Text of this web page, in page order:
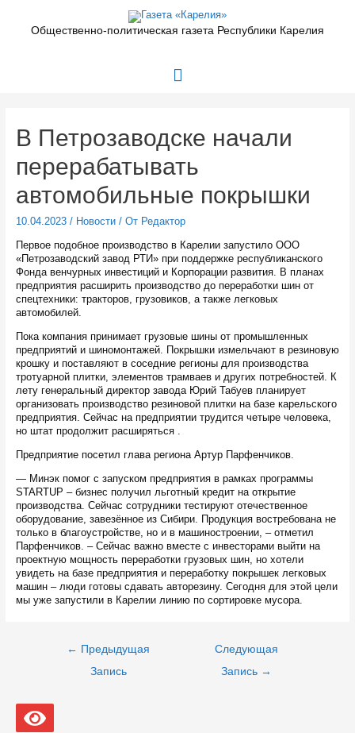
содержимомуОбщественно-политическая газета Республики Карелия
Главное
В Петрозаводске начали
перерабатывать
автомобильные покрышки
10.04.2023/ Новости/ От Редактор
Первое подобное производство в Карелии запустило ООО
«Петрозаводский завод РТИ» при поддержке республиканского
Фонда венчурных инвестиций и Корпорации развития. В планах
предприятия расширить производство до переработки шин от
спецтехники: тракторов, грузовиков, а также легковых
автомобилей.
Пока компания принимает грузовые шины от промышленных
предприятий и шиномонтажей. Покрышки измельчают в резиновую
крошку и поставляют в соседние регионы для производства
тротуарной плитки, элементов трамваев и других потребностей. К
лету генеральный директор завода Юрий Табуев планирует
организовать производство резиновой плитки на базе карельского
предприятия. Сейчас на предприятии трудится четыре человека,
но штат продолжит расширяться .
Предприятие посетил глава региона Артур Парфенчиков.
— Минэк помог с запуском предприятия в рамках программы
STARTUP – бизнес получил льготный кредит на открытие
производства. Сейчас сотрудники тестируют отечественное
оборудование, завезённое из Сибири. Продукция востребована не
только в благоустройстве, но и в машиностроении, – отметил
Парфенчиков. – Сейчас важно вместе с инвесторами выйти на
проектную мощность переработки грузовых шин, но хотели
увидеть на базе предприятия и переработку покрышек легковых
машин – люди готовы сдавать авторезину. Сегодня для этой цели
мы уже запустили в Карелии линию по сортировке мусора.
Навигация
← Предыдущая
Запись
Следующая
Запись →